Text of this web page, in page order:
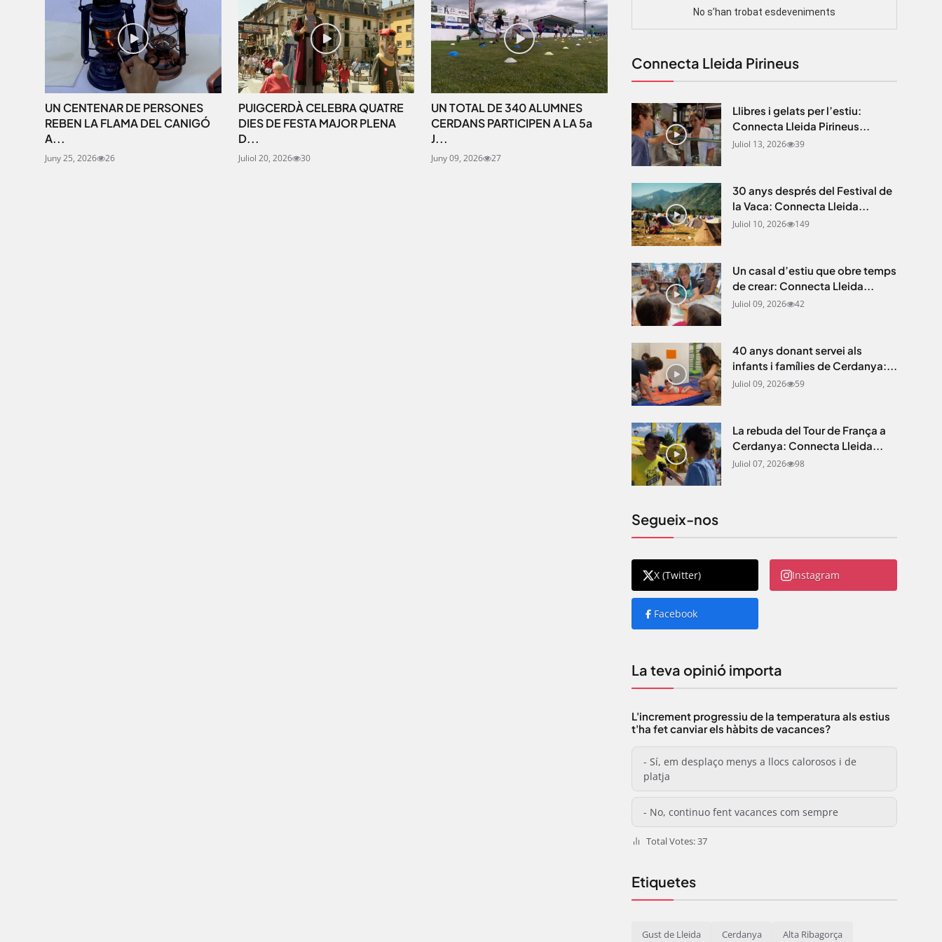
UN CENTENAR DE PERSONES
REBEN LA FLAMA DEL CANIGÓ
A...
Juny 25, 2026 26
PUIGCERDÀ CELEBRA QUATRE
DIES DE FESTA MAJOR PLENA
D...
Juliol 20, 2026 30
UN TOTAL DE 340 ALUMNES
CERDANS PARTICIPEN A LA 5a
J...
Juny 09, 2026 27
Connecta Lleida Pirineus
Llibres i gelats per l’estiu:
Connecta Lleida Pirineus...
Juliol 13, 2026 39
30 anys després del Festival de
la Vaca: Connecta Lleida...
Juliol 10, 2026 149
Un casal d’estiu que obre temps
de crear: Connecta Lleida...
Juliol 09, 2026 42
40 anys donant servei als
infants i famílies de Cerdanya:...
Juliol 09, 2026 59
La rebuda del Tour de França a
Cerdanya: Connecta Lleida...
Juliol 07, 2026 98
Segueix-nos
X (Twitter) Instagram
Facebook
La teva opinió importa
L'increment progressiu de la temperatura als estius
t'ha fet canviar els hàbits de vacances?
- Sí, em desplaço menys a llocs calorosos i de
platja
- No, continuo fent vacances com sempre
Total Votes: 37
Etiquetes
Gust de Lleida Cerdanya Alta Ribagorça
SUBSCRIU-TE